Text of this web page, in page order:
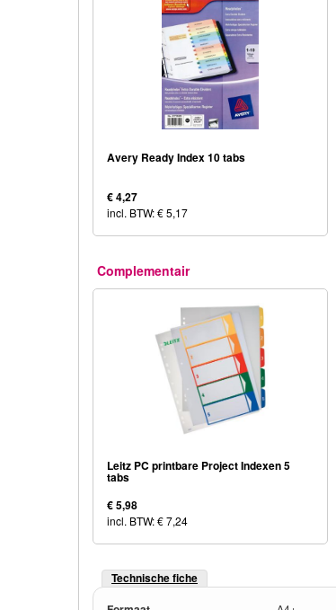
Avery Ready Index 10 tabs
€ 4,27
incl. BTW: € 5,17
Complementair
Leitz PC printbare Project Indexen 5
tabs
€ 5,98
incl. BTW: € 7,24
Technische fiche